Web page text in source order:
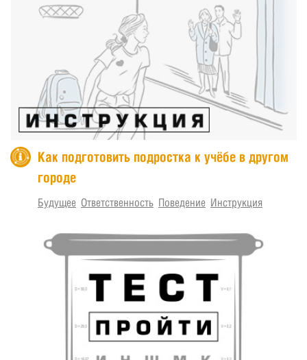
Как подготовить подростка к учёбе в другом
городе
Будущее Ответственность Поведение Инструкция